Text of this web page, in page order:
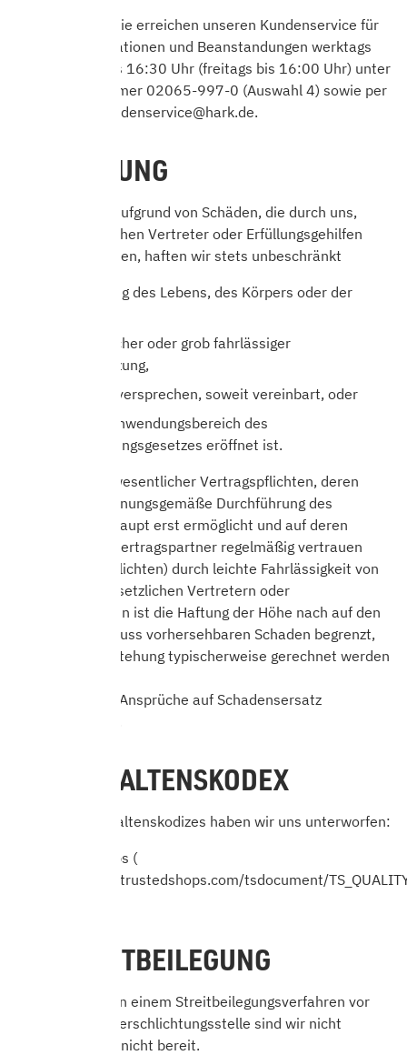
Kundendienst: Sie erreichen unseren Kundenservice für
Fragen, Reklamationen und Beanstandungen werktags
von 8:00 Uhr bis 16:30 Uhr (freitags bis 16:00 Uhr) unter
der Telefonnummer 02065-997-0 (Auswahl 4) sowie per
E-Mail unter kundenservice@hark.de.
11. HAFTUNG
Für Ansprüche aufgrund von Schäden, die durch uns,
unsere gesetzlichen Vertreter oder Erfüllungsgehilfen
verursacht wurden, haften wir stets unbeschränkt
bei Verletzung des Lebens, des Körpers oder der
bei vorsätzlicher oder grob fahrlässiger
Pflichtverletzung,
bei Garantieversprechen, soweit vereinbart, oder
soweit der Anwendungsbereich des
Produkthaftungsgesetzes eröffnet ist.
Bei Verletzung wesentlicher Vertragspflichten, deren
Erfüllung die ordnungsgemäße Durchführung des
Vertrages überhaupt erst ermöglicht und auf deren
Einhaltung der Vertragspartner regelmäßig vertrauen
darf, (Kardinalpflichten) durch leichte Fahrlässigkeit von
uns, unseren gesetzlichen Vertretern oder
Erfüllungsgehilfen ist die Haftung der Höhe nach auf den
bei Vertragsschluss vorhersehbaren Schaden begrenzt,
mit dessen Entstehung typischerweise gerechnet werden
Im übrigen sind Ansprüche auf Schadensersatz
12. VERHALTENSKODEX
Folgenden Verhaltenskodizes haben wir uns unterworfen:
Trusted Shops (
https://www.trustedshops.com/tsdocument/
13. STREITBEILEGUNG
Zur Teilnahme an einem Streitbeilegungsverfahren vor
einer Verbraucherschlichtungsstelle sind wir nicht
verpflichtet und nicht bereit.